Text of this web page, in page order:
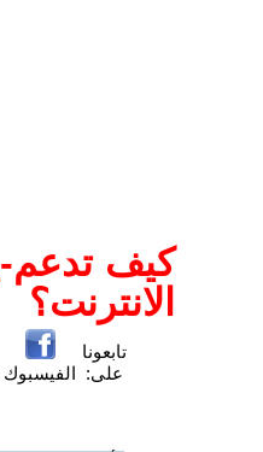
كيف تدعم-
الانترنت؟
تابعونا
على: الفيسبوك